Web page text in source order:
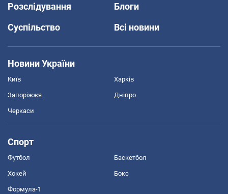
Розслідування
Блоги
Суспільство
Всі новини
Новини України
Київ Харків
Запоріжжя Дніпро
Черкаси
Спорт
Футбол Баскетбол
Хокей Бокс
Формула-1